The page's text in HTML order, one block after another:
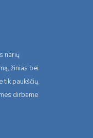
narių
žinias bei
tik paukščių,
dirbame